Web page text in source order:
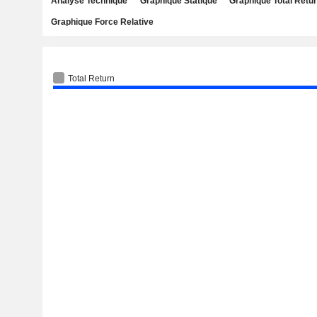
Graphique Force Relative
Total Return